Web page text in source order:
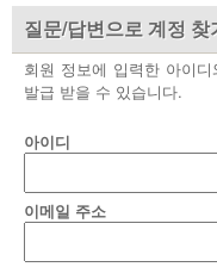
질문/답변으로 계정 찾
회원 정보에 입력한 아이
발급 받을 수 있습니다.
아이디
이메일 주소
부설기관
업무